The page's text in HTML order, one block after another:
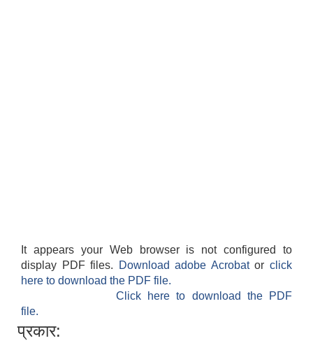
It appears your Web browser is not configured to
display PDF files.
Download adobe Acrobatorclick
here to download the PDF file.
Click here to download the PDF
file.
प्रकार: